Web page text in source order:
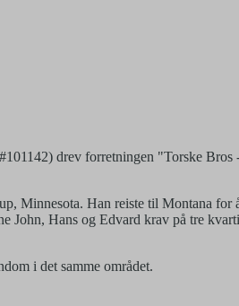
drev forretningen "Torske Bros
Minnesota. Han reiste til Montana for
John, Hans og Edvard krav på tre
i det samme området.